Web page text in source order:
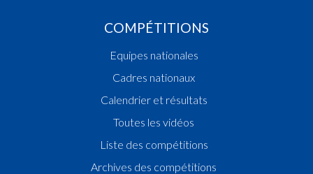
COMPÉTITIONS
Equipes nationales
Cadres nationaux
Calendrier et résultats
Toutes les vidéos
Liste des compétitions
Archives des compétitions